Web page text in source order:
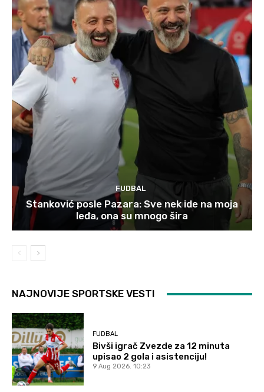
FUDBAL
Stanković posle Pazara: Sve nek ide na moja
leđa, ona su mnogo šira
NAJNOVIJE SPORTSKE VESTI
FUDBAL
Bivši igrač Zvezde za 12 minuta
upisao 2 gola i asistenciju!
9 Aug 2026. 10:23